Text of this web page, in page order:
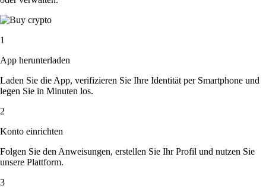
1
App herunterladen
Laden Sie die App, verifizieren Sie Ihre Identität per Smartphone und
legen Sie in Minuten los.
2
Konto einrichten
Folgen Sie den Anweisungen, erstellen Sie Ihr Profil und nutzen Sie
unsere Plattform.
3